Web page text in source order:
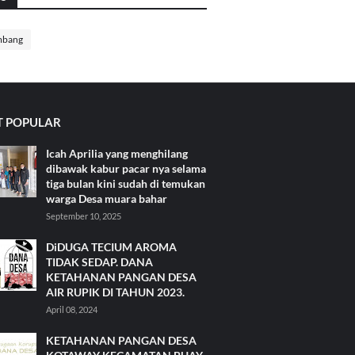
POPULAR
Icah Aprilia yang menghilang
dibawak kabur pacar nya selama
tiga bulan kini sudah di temukan
warga Desa muara bahar
September 10, 2025
DiDUGA TECIUM AROMA
TIDAK SEDAP. DANA
KETAHANAN PANGAN DESA
AIR RUPIK DI TAHUN 2023.
April 08, 2024
KETAHANAN PANGAN DESA